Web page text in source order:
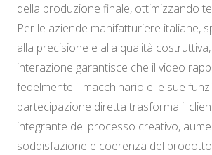
della produzione finale, ottimizzando
Per le aziende manifatturiere italiane,
alla precisione e alla qualità
interazione garantisce che il video
fedelmente il macchinario e le sue
partecipazione diretta trasforma il
integrante del processo creativo,
soddisfazione e coerenza del